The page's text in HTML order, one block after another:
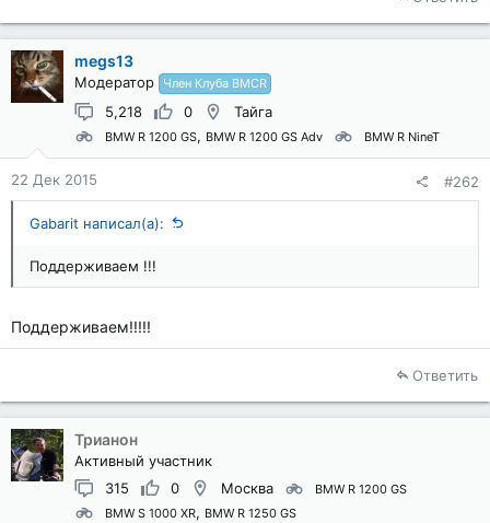
megs13
Модератор Член Клуба BMCR
5,218 0 Тайга
BMW R 1200 GS BMW R 1200 GS Adv BMW R NineT
22 Дек 2015 #262
Gabarit написал(а):
Поддерживаем !!!
Поддерживаем!!!!!
Ответить
Трианон
Активный участник
315
0 Москва
BMW R 1200 GS
BMW S 1000 XR
BMW R 1250 GS